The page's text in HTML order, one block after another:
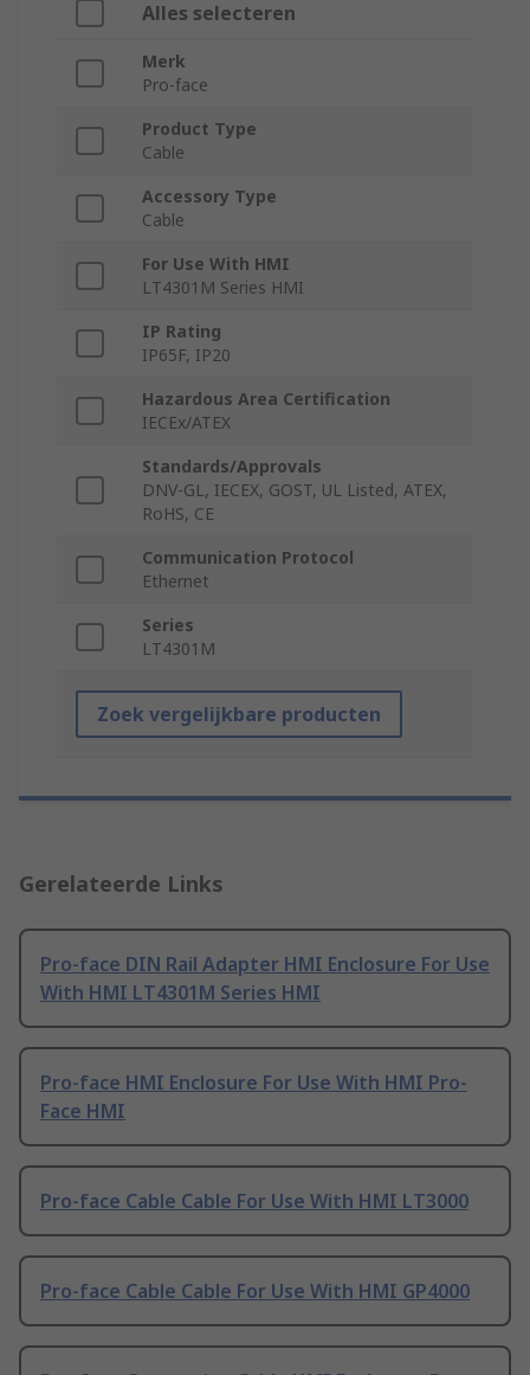
Alles selecteren
Merk
Pro-face
Product Type
Cable
Accessory Type
Cable
For Use With HMI
LT4301M Series HMI
IP Rating
IP65F, IP20
Hazardous Area Certification
IECEx/ATEX
Standards/Approvals
DNV-GL, IECEX, GOST, UL Listed, ATEX,
RoHS, CE
Communication Protocol
Ethernet
Series
LT4301M
Zoek vergelijkbare producten
Gerelateerde Links
Pro-face DIN Rail Adapter HMI Enclosure For Use
With HMI LT4301M Series HMI
Pro-face HMI Enclosure For Use With HMI Pro-
Face HMI
Pro-face Cable Cable For Use With HMI LT3000
Pro-face Cable Cable For Use With HMI GP4000